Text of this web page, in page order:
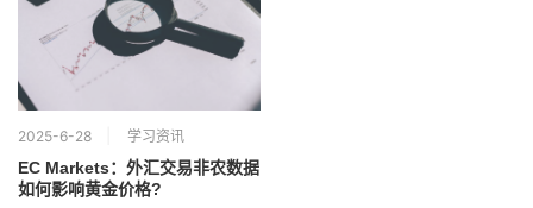
2025-6-28 学习资讯
EC Markets：外汇交易非农数据
如何影响黄金价格?